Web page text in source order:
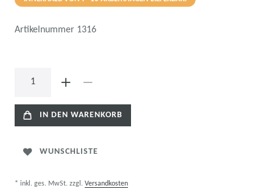
Artikelnummer 1316
IN DEN WARENKORB
WUNSCHLISTE
* inkl. ges. MwSt. zzgl. Versandkosten